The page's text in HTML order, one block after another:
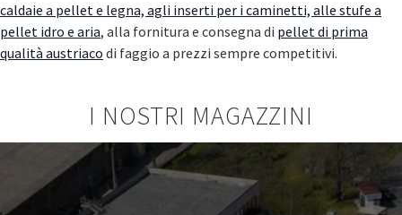
caldaie a pellet e legna, agli inserti per i caminetti, alle stufe a
pellet idro e aria, alla fornitura e consegna di pellet di prima
qualità austriaco di faggio a prezzi sempre competitivi.
I NOSTRI MAGAZZINI